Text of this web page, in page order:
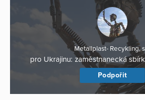
Metallplast- Recykling,
pro Ukrajinu: zaměstnanecká
Podpořit